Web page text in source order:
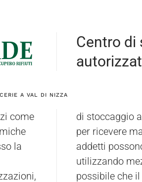
Centro di
A VAL DI NIZZA
come
la
nostro